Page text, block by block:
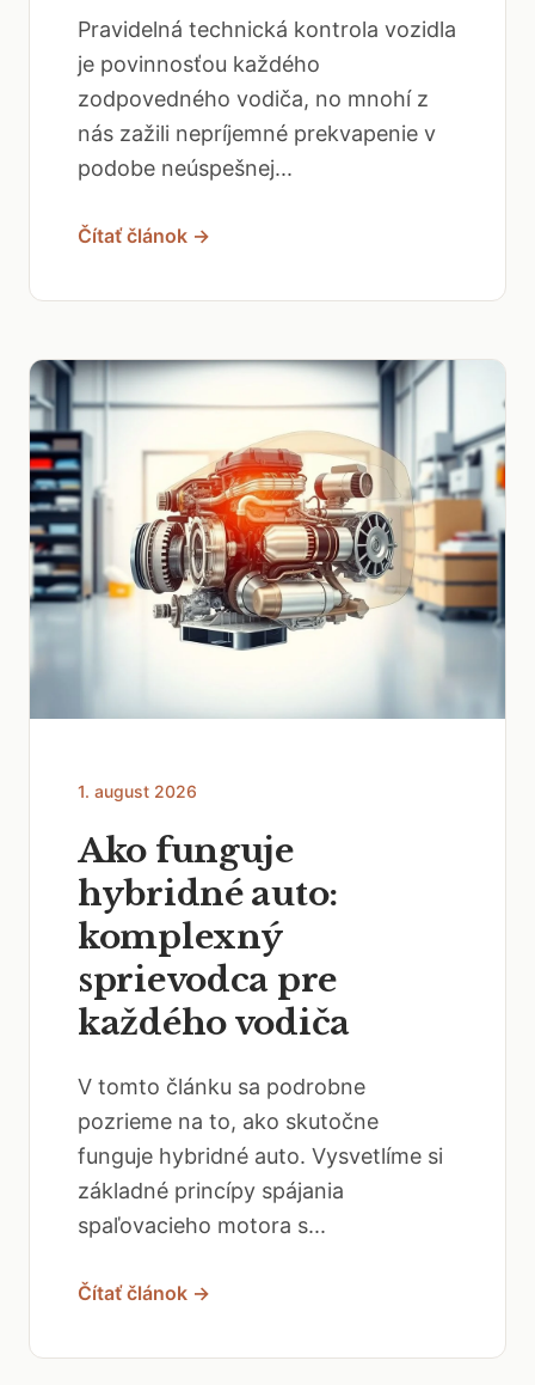
Pravidelná technická kontrola vozidla
je povinnosťou každého
zodpovedného vodiča, no mnohí z
nás zažili nepríjemné prekvapenie v
podobe neúspešnej...
Čítať článok →
1. august 2026
Ako funguje
hybridné auto:
komplexný
sprievodca pre
každého vodiča
V tomto článku sa podrobne
pozrieme na to, ako skutočne
funguje hybridné auto. Vysvetlíme si
základné princípy spájania
spaľovacieho motora s...
Čítať článok →